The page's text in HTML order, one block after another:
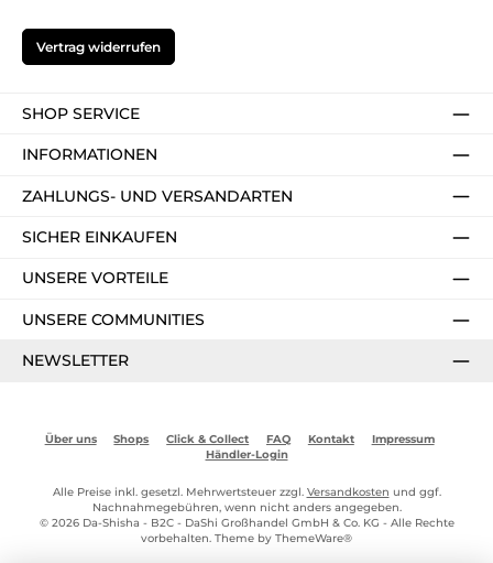
Vertrag widerrufen
SHOP SERVICE
INFORMATIONEN
ZAHLUNGS- UND VERSANDARTEN
SICHER EINKAUFEN
UNSERE VORTEILE
UNSERE COMMUNITIES
NEWSLETTER
Über uns Shops Click & Collect FAQ Kontakt
Impressum
Händler-Login
Alle Preise inkl. gesetzl. Mehrwertsteuer zzgl. Versandkosten und ggf.
Nachnahmegebühren, wenn nicht anders angegeben.
© 2026 Da-Shisha - B2C - DaShi Großhandel GmbH & Co. KG - Alle Rechte
vorbehalten. Theme by ThemeWare®